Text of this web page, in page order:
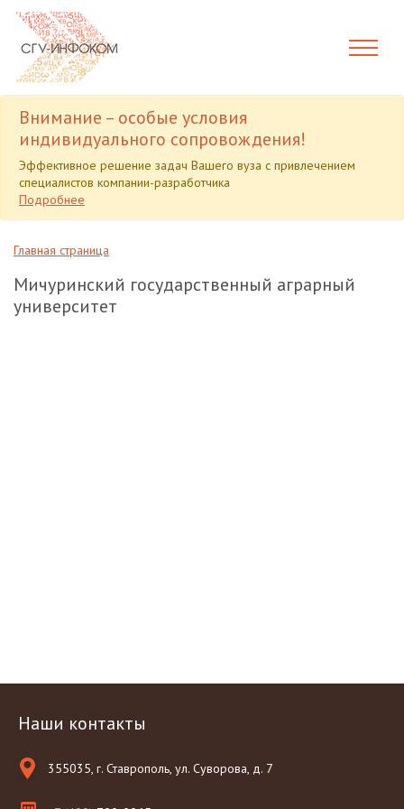
Внимание – особые условия
индивидуального сопровождения!
Эффективное решение задач Вашего вуза с привлечением
специалистов компании-разработчика
Подробнее
Главная страница
Мичуринский государственный аграрный
университет
Наши контакты
355035, г. Ставрополь, ул. Суворова, д. 7